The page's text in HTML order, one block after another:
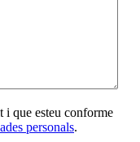
i que esteu conforme
personals.